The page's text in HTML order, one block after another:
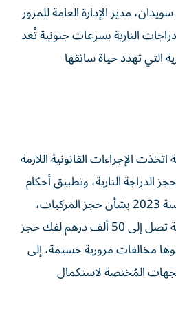
مدير الإدارة العامة للمرور
النارية بسرعات جنونية تُعد
التي تهدد حياة سائقها
الإجراءات القانونية اللازمة
النارية، وتطبيق أحكام
المرسوم المحلي رقم 30 لسنة 2023 بشأن حجز المركبات،
الذي ينص على فرض غرامة تصل إلى 50 ألف درهم لفك حجز
مخالفات مرورية جسيمة، إلى
المُختصة لاستكمال